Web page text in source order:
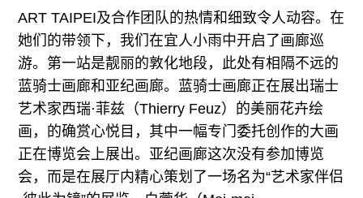
ART TAIPEI及合作团队的热情和细致令人动容。在
她们的带领下，我们在宜人小雨中开启了画廊巡
游。第一站是靓丽的敦化地段，此处有相隔不远的
蓝骑士画廊和亚纪画廊。蓝骑士画廊正在展出瑞士
艺术家西瑞·菲兹（Thierry Feuz）的美丽花卉绘
画，的确赏心悦目，其中一幅专门委托创作的大画
正在博览会上展出。亚纪画廊这次没有参加博览
会，而是在展厅内精心策划了一场名为“艺术家伴侣